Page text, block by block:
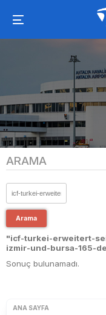
ARAMA
Arama
"icf-turkei-erweitert-
izmir-und-bursa-165-
Sonuç bulunamadı.
ANA SAYFA